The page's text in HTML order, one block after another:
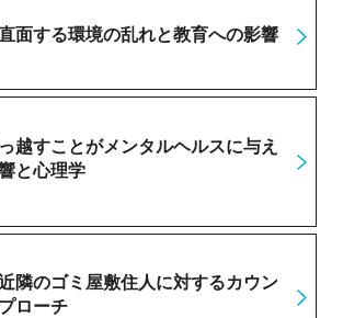
面する環境の乱れと教育への影響
越すことがメンタルヘルスに与え
と心理学
隣のゴミ屋敷住人に対するカウン
ローチ